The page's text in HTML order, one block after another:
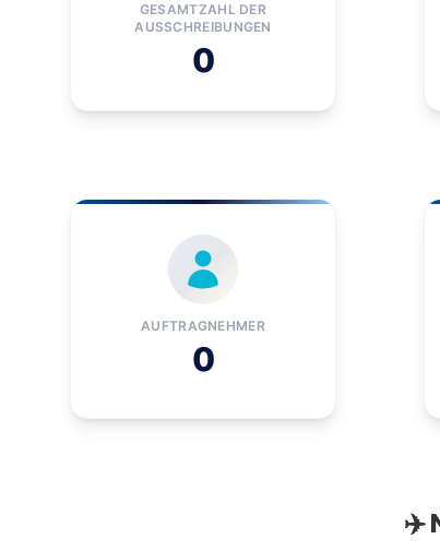
GESAMTZAHL DER
AUSSCHREIBUNGEN
0
AUFTRAGNEHMER
0
✈️